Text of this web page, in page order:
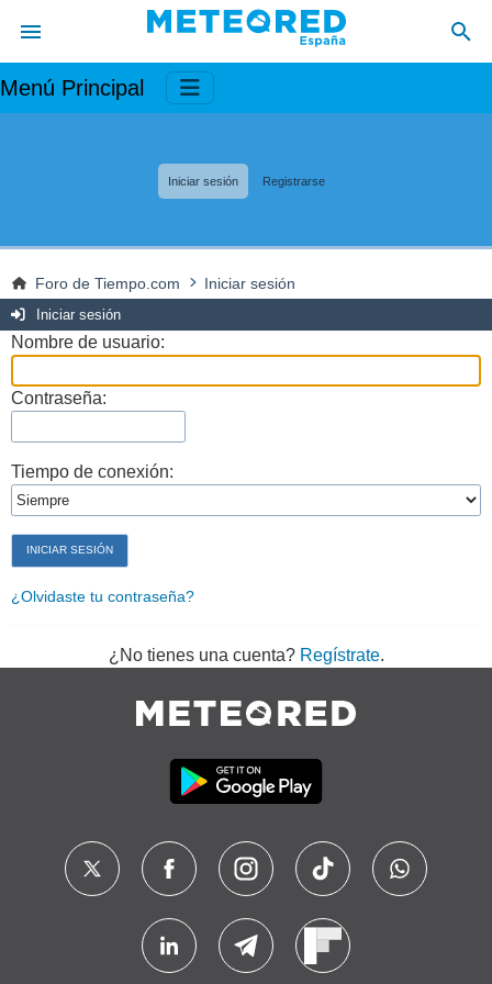
Menú Principal
Iniciar sesión Registrarse
Foro de Tiempo.com Iniciar sesión
Iniciar sesión
Nombre de usuario:
Contraseña:
Tiempo de conexión:
¿Olvidaste tu contraseña?
¿No tienes una cuenta? Regístrate.